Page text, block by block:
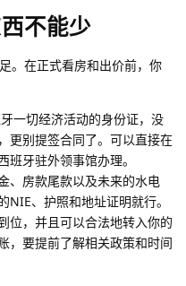
不能少
。在正式看房和出价前，你
一切经济活动的身份证，没
更别提签合同了。可以直接在
牙驻外领事馆办理。
、房款尾款以及未来的水电
、护照和地址证明就行。
位，并且可以合法地转入你的
，要提前了解相关政策和时间